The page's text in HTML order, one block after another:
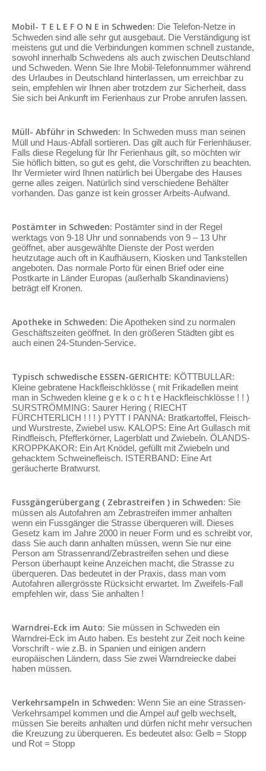
Mobil- T E L E F O N E in Schweden: Die Telefon-Netze in
Schweden sind alle sehr gut ausgebaut. Die Verständigung ist
meistens gut und die Verbindungen kommen schnell zustande,
sowohl innerhalb Schwedens als auch zwischen Deutschland
und Schweden. Wenn Sie Ihre Mobil-Telefonnummer während
des Urlaubes in Deutschland hinterlassen, um erreichbar zu
sein, empfehlen wir Ihnen aber trotzdem zur Sicherheit, dass
Sie sich bei Ankunft im Ferienhaus zur Probe anrufen lassen.
Müll- Abführ in Schweden: In Schweden muss man seinen
Müll und Haus-Abfall sortieren. Das gilt auch für Ferienhäuser.
Falls diese Regelung für Ihr Ferienhaus gilt, so möchten wir
Sie höflich bitten, so gut es geht, die Vorschriften zu beachten.
Ihr Vermieter wird Ihnen natürlich bei Übergabe des Hauses
gerne alles zeigen. Natürlich sind verschiedene Behälter
vorhanden. Das ganze ist kein grosser Arbeits-Aufwand.
Postämter in Schweden: Postämter sind in der Regel
werktags von 9-18 Uhr und sonnabends von 9 – 13 Uhr
geöffnet, aber ausgewählte Dienste der Post werden
heutzutage auch oft in Kaufhäusern, Kiosken und Tankstellen
angeboten. Das normale Porto für einen Brief oder eine
Postkarte in Länder Europas (außerhalb Skandinaviens)
beträgt elf Kronen.
Apotheke in Schweden: Die Apotheken sind zu normalen
Geschäftszeiten geöffnet. In den größeren Städten gibt es
auch einen 24-Stunden-Service.
Typisch schwedische ESSEN-GERICHTE: KÖTTBULLAR:
Kleine gebratene Hackfleischklösse ( mit Frikadellen meint
man in Schweden kleine g e k o c h t e Hackfleischklösse ! ! )
SURSTRÖMMING: Saurer Hering ( RIECHT
FÜRCHTERLICH ! ! ! ) PYTT I PANNA: Bratkartoffel, Fleisch-
und Wurstreste, Zwiebel usw. KALOPS: Eine Art Gullasch mit
Rindfleisch, Pfefferkörner, Lagerblatt und Zwiebeln. ÖLANDS-
KROPPKAKOR: Ein Art Knödel, gefüllt mit Zwiebeln und
gehacktem Schweinefleisch. ISTERBAND: Eine Art
geräucherte Bratwurst.
Fussgängerübergang ( Zebrastreifen ) in Schweden: Sie
müssen als Autofahren am Zebrastreifen immer anhalten
wenn ein Fussgänger die Strasse überqueren will. Dieses
Gesetz kam im Jahre 2000 in neuer Form und es schreibt vor,
dass Sie auch dann anhalten müssen, wenn Sie nur eine
Person am Strassenrand/Zebrastreifen sehen und diese
Person überhaupt keine Anzeichen macht, die Strasse zu
überqueren. Das bedeutet in der Praxis, dass man vom
Autofahren allergrösste Rücksicht erwartet. Im Zweifels-Fall
empfehlen wir, dass Sie anhalten !
Warndrei-Eck im Auto: Sie müssen in Schweden ein
Warndrei-Eck im Auto haben. Es besteht zur Zeit noch keine
Vorschrift - wie z.B. in Spanien und einigen andern
europäischen Ländern, dass Sie zwei Warndreiecke dabei
haben müssen.
Verkehrsampeln in Schweden: Wenn Sie an eine Strassen-
Verkehrsampel kommen und die Ampel auf gelb wechselt,
müssen Sie bereits anhalten und dürfen nicht mehr versuchen
die Kreuzung zu überqueren. Es bedeutet also: Gelb = Stopp
und Rot = Stopp